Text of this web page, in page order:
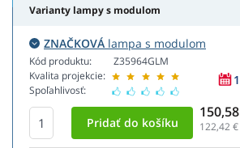
Varianty lampy s modulom
ZNAČKOVÁ lampa s modulom
Kód produktu:
Kvalita projekcie:
Spoľahlivosť:
Z35964GLM
122,42